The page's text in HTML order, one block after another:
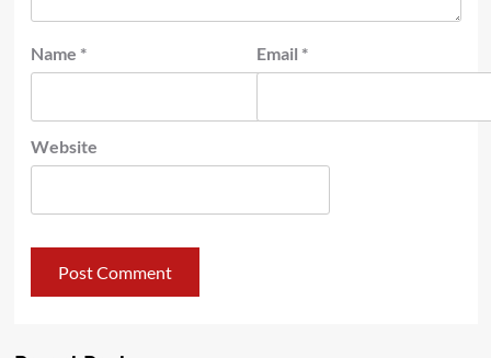
Name * Email *
Website